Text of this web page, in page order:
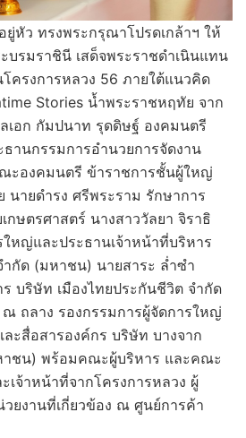
ยู่หัว ทรงพระกรุณาโปรดเกล้าฯ ให้
บรมราชินี เสด็จพระราชดำเนินแทน
โครงการหลวง 56 ภายใต้แนวคิด
Stories น้ำพระราชหฤทัย จาก
เอก กัมปนาท รุดดิษฐ์ องคมนตรี
ธานกรรมการอำนวยการจัดงาน
ณะองคมนตรี ข้าราชการชั้นผู้ใหญ่
นายดำรง ศรีพระราม รักษาการ
กษตรศาสตร์ นางสาววัลยา จิราธิ
หญ่และประธานเจ้าหน้าที่บริหาร
กัด (มหาชน) นายสาระ ล่ำซำ
บริษัท เมืองไทยประกันชีวิต จำกัด
ถลาง รองกรรมการผู้จัดการใหญ่
ะสื่อสารองค์กร บริษัท บางจาก
าชน) พร้อมคณะผู้บริหาร และคณะ
เจ้าหน้าที่จากโครงการหลวง ผู้
ยงานที่เกี่ยวข้อง ณ ศูนย์การค้า